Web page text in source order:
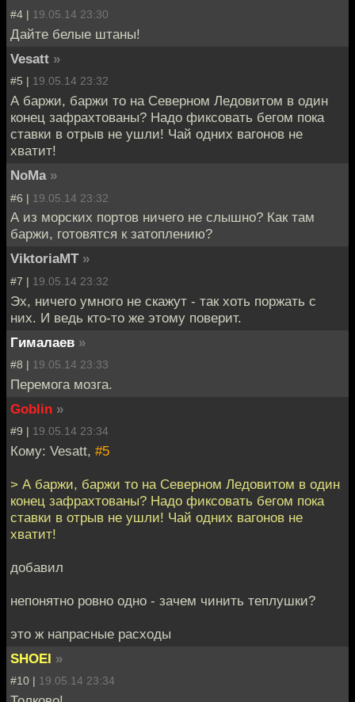
#4 | 19.05.14 23:30
Дайте белые штаны!
Vesatt »
#5 | 19.05.14 23:32
А баржи, баржи то на Северном Ледовитом в один
конец зафрахтованы? Надо фиксовать бегом пока
ставки в отрыв не ушли! Чай одних вагонов не
хватит!
NoMa »
#6 | 19.05.14 23:32
А из морских портов ничего не слышно? Как там
баржи, готовятся к затоплению?
ViktoriaMT »
#7 | 19.05.14 23:32
Эх, ничего умного не скажут - так хоть поржать с
них. И ведь кто-то же этому поверит.
Гималаев »
#8 | 19.05.14 23:33
Перемога мозга.
Goblin »
#9 | 19.05.14 23:34
Кому: Vesatt, #5
> А баржи, баржи то на Северном Ледовитом в один
конец зафрахтованы? Надо фиксовать бегом пока
ставки в отрыв не ушли! Чай одних вагонов не
хватит!
добавил
непонятно ровно одно - зачем чинить теплушки?
это ж напрасные расходы
SHOEI »
#10 | 19.05.14 23:34